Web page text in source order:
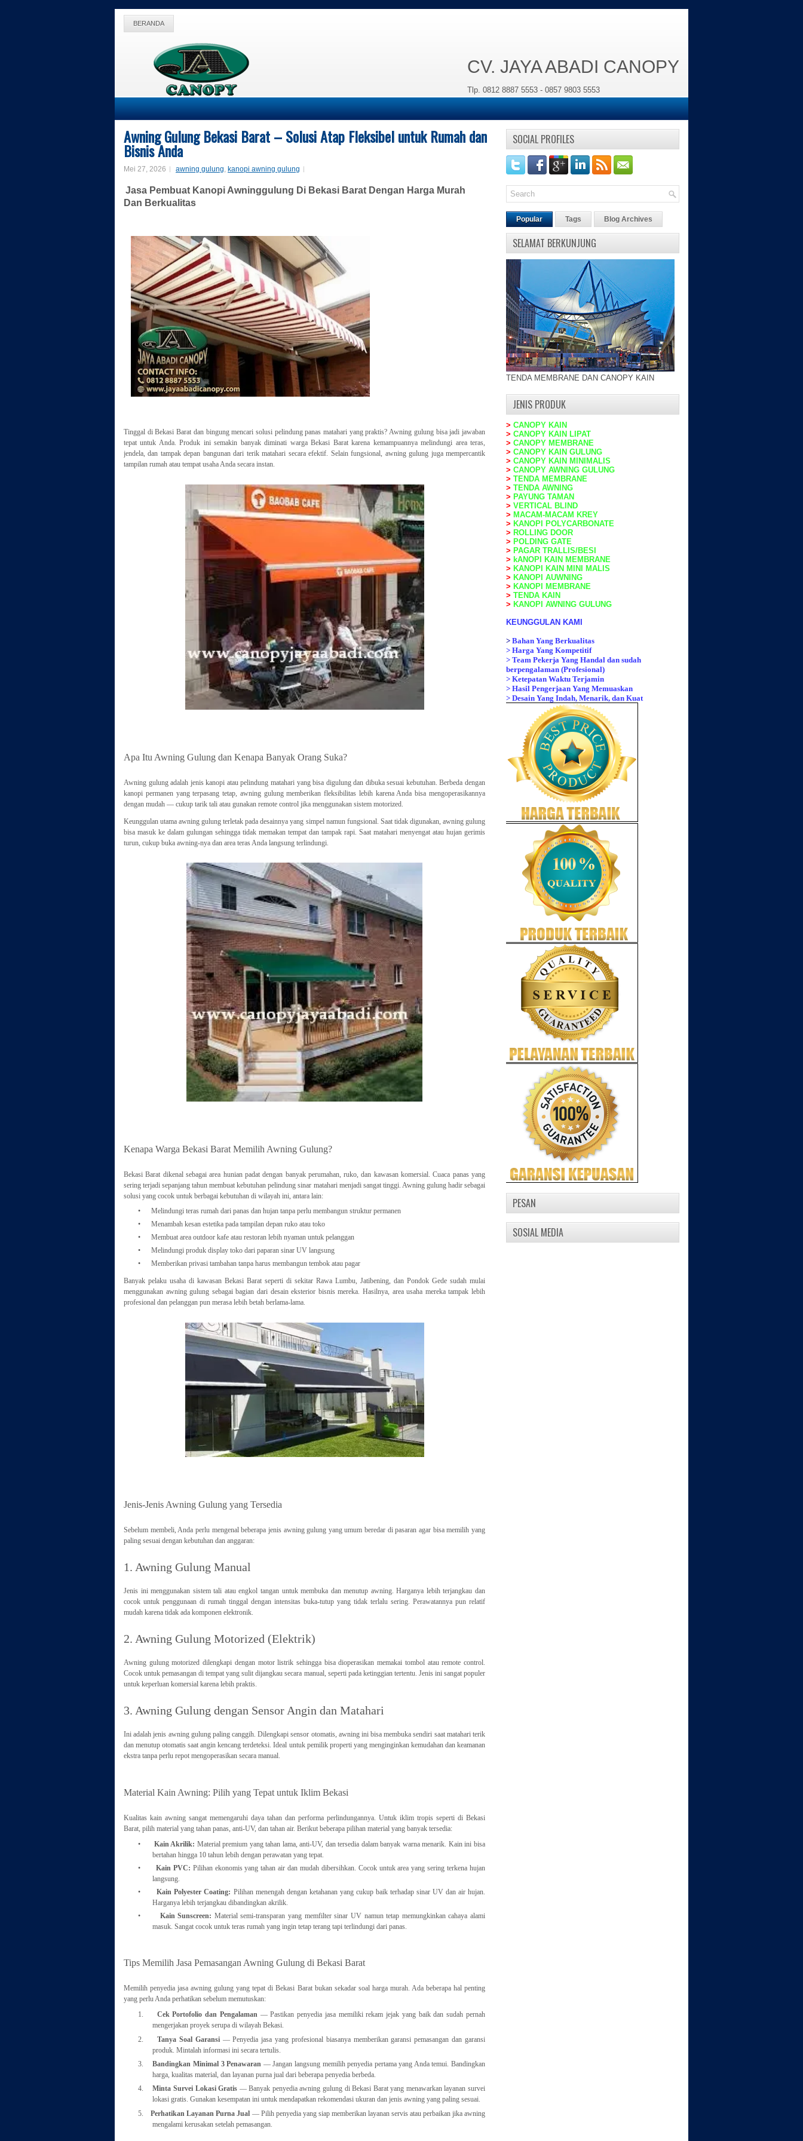
BERANDA
CV. JAYA ABADI CANOPY
Tlp. 0812 8887 5553 - 0857 9803 5553
Awning Gulung Bekasi Barat – Solusi Atap Fleksibel untuk Rumah dan
Bisnis Anda
Mei 27, 2026 awning gulung, kanopi awning gulung
Jasa Pembuat Kanopi Awninggulung Di Bekasi Barat Dengan Harga Murah
Dan Berkualitas
Tinggal di Bekasi Barat dan bingung mencari solusi pelindung panas matahari yang praktis? Awning gulung bisa jadi jawaban
tepat untuk Anda. Produk ini semakin banyak diminati warga Bekasi Barat karena kemampuannya melindungi area teras,
jendela, dan tampak depan bangunan dari terik matahari secara efektif. Selain fungsional, awning gulung juga mempercantik
tampilan rumah atau tempat usaha Anda secara instan.
Apa Itu Awning Gulung dan Kenapa Banyak Orang Suka?
Awning gulung adalah jenis kanopi atau pelindung matahari yang bisa digulung dan dibuka sesuai kebutuhan. Berbeda dengan
kanopi permanen yang terpasang tetap, awning gulung memberikan fleksibilitas lebih karena Anda bisa mengoperasikannya
dengan mudah — cukup tarik tali atau gunakan remote control jika menggunakan sistem motorized.
Keunggulan utama awning gulung terletak pada desainnya yang simpel namun fungsional. Saat tidak digunakan, awning gulung
bisa masuk ke dalam gulungan sehingga tidak memakan tempat dan tampak rapi. Saat matahari menyengat atau hujan gerimis
turun, cukup buka awning-nya dan area teras Anda langsung terlindungi.
Kenapa Warga Bekasi Barat Memilih Awning Gulung?
Bekasi Barat dikenal sebagai area hunian padat dengan banyak perumahan, ruko, dan kawasan komersial. Cuaca panas yang
sering terjadi sepanjang tahun membuat kebutuhan pelindung sinar matahari menjadi sangat tinggi. Awning gulung hadir sebagai
solusi yang cocok untuk berbagai kebutuhan di wilayah ini, antara lain:
•
Melindungi teras rumah dari panas dan hujan tanpa perlu membangun struktur permanen
•
Menambah kesan estetika pada tampilan depan ruko atau toko
•
Membuat area outdoor kafe atau restoran lebih nyaman untuk pelanggan
•
Melindungi produk display toko dari paparan sinar UV langsung
•
Memberikan privasi tambahan tanpa harus membangun tembok atau pagar
Banyak pelaku usaha di kawasan Bekasi Barat seperti di sekitar Rawa Lumbu, Jatibening, dan Pondok Gede sudah mulai
menggunakan awning gulung sebagai bagian dari desain eksterior bisnis mereka. Hasilnya, area usaha mereka tampak lebih
profesional dan pelanggan pun merasa lebih betah berlama-lama.
Jenis-Jenis Awning Gulung yang Tersedia
Sebelum membeli, Anda perlu mengenal beberapa jenis awning gulung yang umum beredar di pasaran agar bisa memilih yang
paling sesuai dengan kebutuhan dan anggaran:
1. Awning Gulung Manual
Jenis ini menggunakan sistem tali atau engkol tangan untuk membuka dan menutup awning. Harganya lebih terjangkau dan
cocok untuk penggunaan di rumah tinggal dengan intensitas buka-tutup yang tidak terlalu sering. Perawatannya pun relatif
mudah karena tidak ada komponen elektronik.
2. Awning Gulung Motorized (Elektrik)
Awning gulung motorized dilengkapi dengan motor listrik sehingga bisa dioperasikan memakai tombol atau remote control.
Cocok untuk pemasangan di tempat yang sulit dijangkau secara manual, seperti pada ketinggian tertentu. Jenis ini sangat populer
untuk keperluan komersial karena lebih praktis.
3. Awning Gulung dengan Sensor Angin dan Matahari
Ini adalah jenis awning gulung paling canggih. Dilengkapi sensor otomatis, awning ini bisa membuka sendiri saat matahari terik
dan menutup otomatis saat angin kencang terdeteksi. Ideal untuk pemilik properti yang menginginkan kemudahan dan keamanan
ekstra tanpa perlu repot mengoperasikan secara manual.
Material Kain Awning: Pilih yang Tepat untuk Iklim Bekasi
Kualitas kain awning sangat memengaruhi daya tahan dan performa perlindungannya. Untuk iklim tropis seperti di Bekasi
Barat, pilih material yang tahan panas, anti-UV, dan tahan air. Berikut beberapa pilihan material yang banyak tersedia:
•
Kain Akrilik: Material premium yang tahan lama, anti-UV, dan tersedia dalam banyak warna menarik. Kain ini bisa
bertahan hingga 10 tahun lebih dengan perawatan yang tepat.
•
Kain PVC: Pilihan ekonomis yang tahan air dan mudah dibersihkan. Cocok untuk area yang sering terkena hujan
langsung.
•
Kain Polyester Coating: Pilihan menengah dengan ketahanan yang cukup baik terhadap sinar UV dan air hujan.
Harganya lebih terjangkau dibandingkan akrilik.
•
Kain Sunscreen: Material semi-transparan yang memfilter sinar UV namun tetap memungkinkan cahaya alami
masuk. Sangat cocok untuk teras rumah yang ingin tetap terang tapi terlindungi dari panas.
Tips Memilih Jasa Pemasangan Awning Gulung di Bekasi Barat
Memilih penyedia jasa awning gulung yang tepat di Bekasi Barat bukan sekadar soal harga murah. Ada beberapa hal penting
yang perlu Anda perhatikan sebelum memutuskan:
1.
Cek Portofolio dan Pengalaman— Pastikan penyedia jasa memiliki rekam jejak yang baik dan sudah pernah
mengerjakan proyek serupa di wilayah Bekasi.
2.
Tanya Soal Garansi— Penyedia jasa yang profesional biasanya memberikan garansi pemasangan dan garansi
produk. Mintalah informasi ini secara tertulis.
3.
Bandingkan Minimal 3 Penawaran — Jangan langsung memilih penyedia pertama yang Anda temui. Bandingkan
harga, kualitas material, dan layanan purna jual dari beberapa penyedia berbeda.
4.
Minta Survei Lokasi Gratis — Banyak penyedia awning gulung di Bekasi Barat yang menawarkan layanan survei
lokasi gratis. Gunakan kesempatan ini untuk mendapatkan rekomendasi ukuran dan jenis awning yang paling sesuai.
5.
Perhatikan Layanan Purna Jual — Pilih penyedia yang siap memberikan layanan servis atau perbaikan jika awning
mengalami kerusakan setelah pemasangan.
SOCIAL PROFILES
Popular Tags Blog Archives
SELAMAT BERKUNJUNG
TENDA MEMBRANE DAN CANOPY KAIN
JENIS PRODUK
> CANOPY KAIN
> CANOPY KAIN LIPAT
> CANOPY MEMBRANE
> CANOPY KAIN GULUNG
> CANOPY KAIN MINIMALIS
> CANOPY AWNING GULUNG
> TENDA MEMBRANE
> TENDA AWNING
> PAYUNG TAMAN
> VERTICAL BLIND
> MACAM-MACAM KREY
> KANOPI POLYCARBONATE
> ROLLING DOOR
> POLDING GATE
> PAGAR TRALLIS/BESI
> kANOPI KAIN MEMBRANE
> KANOPI KAIN MINI MALIS
> KANOPI AUWNING
> KANOPI MEMBRANE
> TENDA KAIN
> KANOPI AWNING GULUNG
KEUNGGULAN KAMI
> Bahan Yang Berkualitas
> Harga Yang Kompetitif
> Team Pekerja Yang Handal dan sudah
berpengalaman (Profesional)
> Ketepatan Waktu Terjamin
> Hasil Pengerjaan Yang Memuaskan
> Desain Yang Indah, Menarik, dan Kuat
PESAN
SOSIAL MEDIA